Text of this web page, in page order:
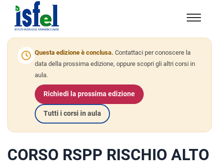
Isfel
Istituto
specialistico
formazione
Questa edizione è conclusa. Contattaci per conoscere la
data della prossima edizione, oppure scopri gli altri corsi in
aula.
Richiedi la prossima edizione
Tutti i corsi in aula
CORSO RSPP RISCHIO ALTO